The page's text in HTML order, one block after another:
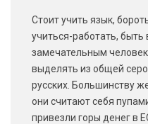
Стоит учить язык,
учиться-работать,
замечательным
выделять из общей
русских. Большинству
они считают себя
привезли горы денег в